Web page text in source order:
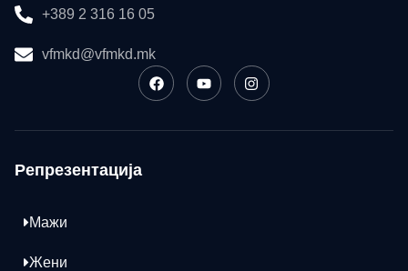
+389 2 316 16 05
vfmkd@vfmkd.mk
Репрезентација
Мажи
Жени